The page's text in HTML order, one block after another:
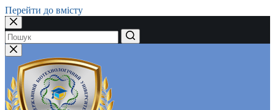
Перейти до вмісту
Немає
результатів